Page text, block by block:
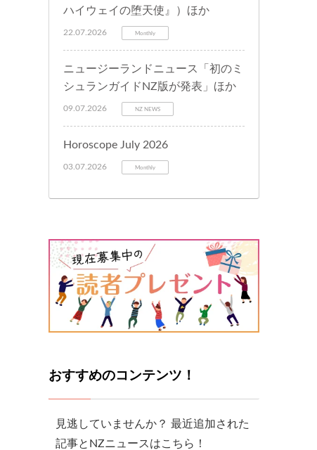
ハイウェイの堕天使』）ほか
22.07.2026 Monthly
ニュージーランドニュース「初のミ
シュランガイドNZ版が発表」ほか
09.07.2026 NZ NEWS
Horoscope July 2026
03.07.2026 Monthly
おすすめのコンテンツ！
見逃していませんか？ 最近追加された
記事とNZニュースはこちら！